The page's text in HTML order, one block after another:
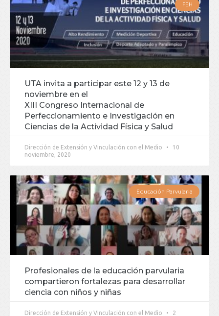
FEH
UTA invita a participar este 12 y 13 de
noviembre en el
XIII Congreso Internacional de
Perfeccionamiento e Investigación en
Ciencias de la Actividad Física y Salud
Dirección de Extensión y Vinculación con el Medio
10
noviembre, 2020
Educación Parvularia
Profesionales de la educación parvularia
compartieron fortalezas para desarrollar
ciencia con niños y niñas
Dirección de Extensión y Vinculación con el Medio 2